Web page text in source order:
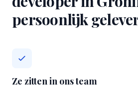
persoonlijk
Ze zitten in ons team